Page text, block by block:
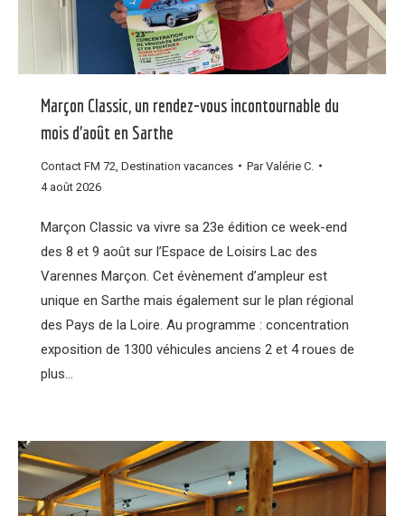
Marçon Classic, un rendez-vous incontournable du
mois d’août en Sarthe
Contact FM 72 Destination vacances ParValérie C.
4 août 2026
Marçon Classic va vivre sa 23e édition ce week-end
des 8 et 9 août sur l’Espace de Loisirs Lac des
Varennes Marçon. Cet évènement d’ampleur est
unique en Sarthe mais également sur le plan régional
des Pays de la Loire. Au programme : concentration
exposition de 1300 véhicules anciens 2 et 4 roues de
plus…